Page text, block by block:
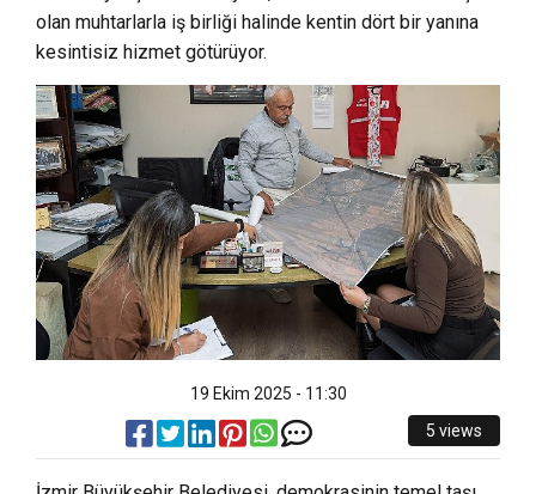
olan muhtarlarla iş birliği halinde kentin dört bir yanına
kesintisiz hizmet götürüyor.
19 Ekim 2025 - 11:30
5 views